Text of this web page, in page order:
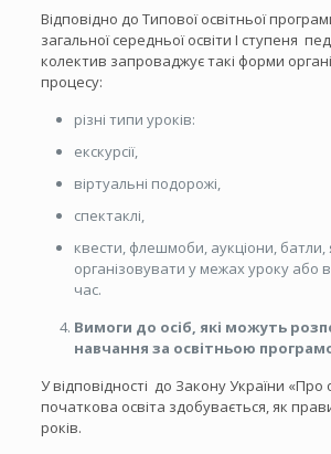
Відповідно до Типової освітньої
загальної середньої освіти І ступеня
колектив запроваджує такі форми
процесу:
різні типи уроків:
екскурсії,
віртуальні подорожі,
спектаклі,
квести, флешмоби, аукціони, батли,
організовувати у межах уроку або
час.
Вимоги до осіб, які можуть
навчання за освітньою
У відповідності до Закону України «Про
початкова освіта здобувається, як
років.